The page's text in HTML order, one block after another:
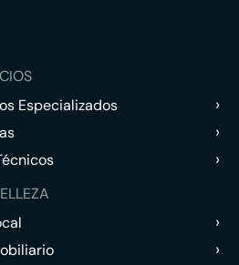
Especializados
›
›
›
›
›